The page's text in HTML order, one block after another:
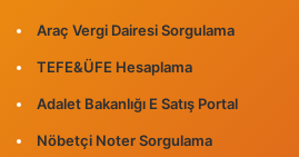
Araç Vergi Dairesi Sorgulama
TEFE&ÜFE Hesaplama
Adalet Bakanlığı E Satış Portal
Nöbetçi Noter Sorgulama